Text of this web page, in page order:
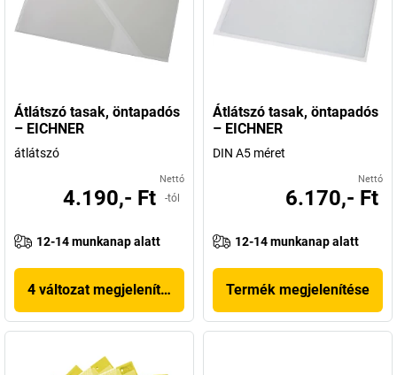
Átlátszó tasak, öntapadós
– EICHNER
átlátszó
Nettó
4.190,- Ft -tól
12-14 munkanap alatt
4 változat megjelenítése
Átlátszó tasak, öntapadós
– EICHNER
DIN A5 méret
Nettó
6.170,- Ft
12-14 munkanap alatt
Termék megjelenítése